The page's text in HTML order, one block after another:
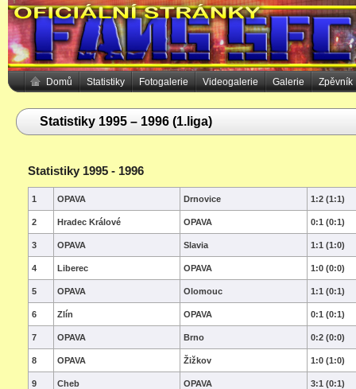
Domů Statistiky Fotogalerie Videogalerie Galerie Zpěvník
Statistiky 1995 – 1996 (1.liga)
Statistiky 1995 - 1996
1 OPAVA Drnovice 1:2 (1:1)
2 Hradec Králové OPAVA 0:1 (0:1)
3 OPAVA Slavia 1:1 (1:0)
4 Liberec OPAVA 1:0 (0:0)
5 OPAVA Olomouc 1:1 (0:1)
6 Zlín OPAVA 0:1 (0:1)
7 OPAVA Brno 0:2 (0:0)
8 OPAVA Žižkov 1:0 (1:0)
9 Cheb OPAVA 3:1 (0:1)